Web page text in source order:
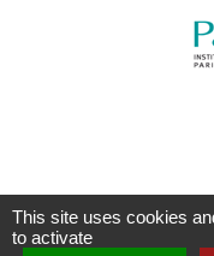
This site uses cookies
to activate